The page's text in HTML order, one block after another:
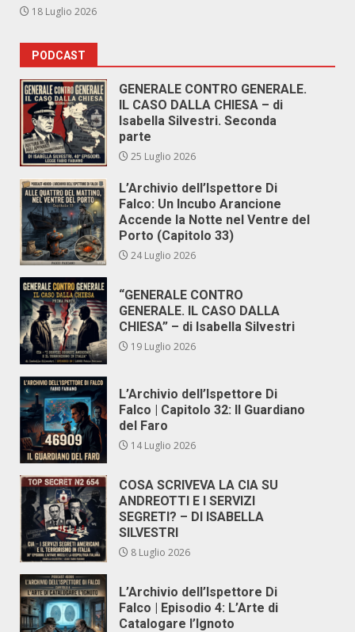
18 Luglio 2026
PODCAST
GENERALE CONTRO GENERALE.
IL CASO DALLA CHIESA – di
Isabella Silvestri. Seconda
parte
25 Luglio 2026
L’Archivio dell’Ispettore Di
Falco: Un Incubo Arancione
Accende la Notte nel Ventre del
Porto (Capitolo 33)
24 Luglio 2026
“GENERALE CONTRO
GENERALE. IL CASO DALLA
CHIESA” – di Isabella Silvestri
19 Luglio 2026
L’Archivio dell’Ispettore Di
Falco | Capitolo 32: Il Guardiano
del Faro
14 Luglio 2026
COSA SCRIVEVA LA CIA SU
ANDREOTTI E I SERVIZI
SEGRETI? – DI ISABELLA
SILVESTRI
8 Luglio 2026
L’Archivio dell’Ispettore Di
Falco | Episodio 4: L’Arte di
Catalogare l’Ignoto